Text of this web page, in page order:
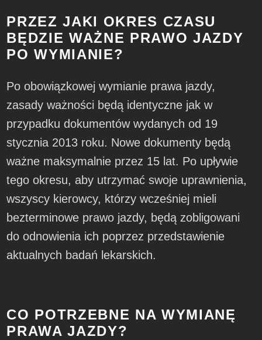
PRZEZ JAKI OKRES CZASU
BĘDZIE WAŻNE PRAWO JAZDY
PO WYMIANIE?
Po obowiązkowej wymianie prawa jazdy,
zasady ważności będą identyczne jak w
przypadku dokumentów wydanych od 19
stycznia 2013 roku. Nowe dokumenty będą
ważne maksymalnie przez 15 lat. Po upływie
tego okresu, aby utrzymać swoje uprawnienia,
wszyscy kierowcy, którzy wcześniej mieli
bezterminowe prawo jazdy, będą zobligowani
do odnowienia ich poprzez przedstawienie
aktualnych badań lekarskich.
CO POTRZEBNE NA WYMIANĘ
PRAWA JAZDY?